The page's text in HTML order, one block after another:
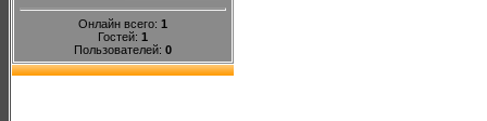
Онлайн всего: 1
Гостей: 1
Пользователей: 0